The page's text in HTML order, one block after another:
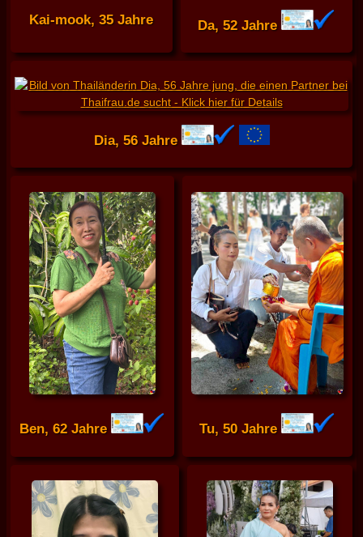
Kai-mook, 35 Jahre Da, 52 Jahre
Dia, 56 Jahre
Ben, 62 Jahre Tu, 50 Jahre